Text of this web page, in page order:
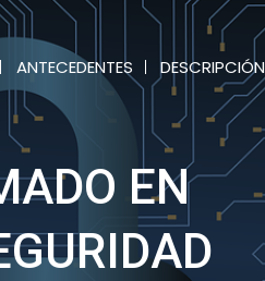
ANTECEDENTES DESCRIPCIÓN
EN